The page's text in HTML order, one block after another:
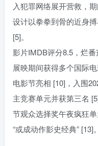
入犯罪网络展开营救，
设计以拳拳到骨的近身
[5]。
影片IMDB评分8.5，烂番
展映期间获得多个国际
电影节亮相 [10]，入围
主竞赛单元并获第三名
节观众选择奖午夜疯狂
“或成动作影史经典” [13]。